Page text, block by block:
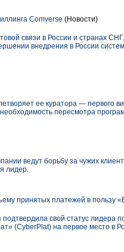
Comverse (Новости)
связи в России и странах
внедрения в России
ее куратора —
пересмотра
ведут борьбу за чужих
лидер.
принятых платежей в пользу
свой статус лидера
(CyberPlat) на первое место в